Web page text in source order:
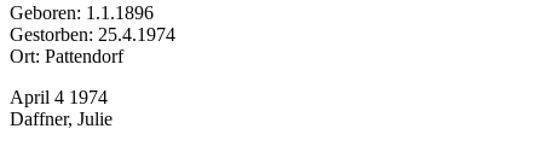
Geboren: 1.1.1896
Gestorben: 25.4.1974
Ort: Pattendorf
April 4 1974
Daffner, Julie